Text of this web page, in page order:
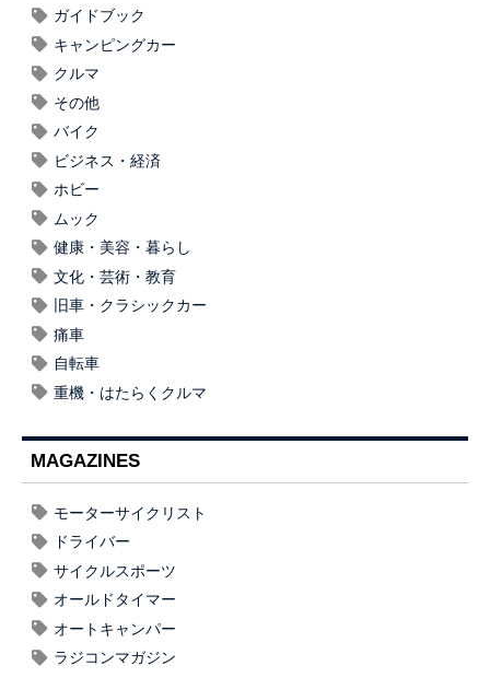
ガイドブック
キャンピングカー
クルマ
その他
バイク
ビジネス・経済
ホビー
ムック
健康・美容・暮らし
文化・芸術・教育
旧車・クラシックカー
痛車
自転車
重機・はたらくクルマ
MAGAZINES
モーターサイクリスト
ドライバー
サイクルスポーツ
オールドタイマー
オートキャンパー
ラジコンマガジン